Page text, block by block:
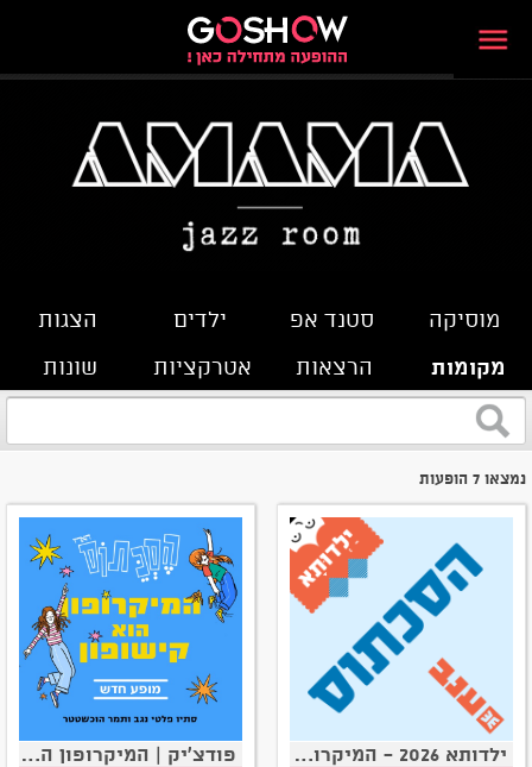
מוסיקה סטנד אפ ילדים
הצגות
הרצאות
אטרקציות שונות מקומות
נמצאו 7 הופעות
ילדותא 2026 - המיקרופון הוא קישופון - הסכתוס במופע חדש! פודצ'יק | המיקרופון הוא קישופון – מופע חדש מבית הסכתוס!